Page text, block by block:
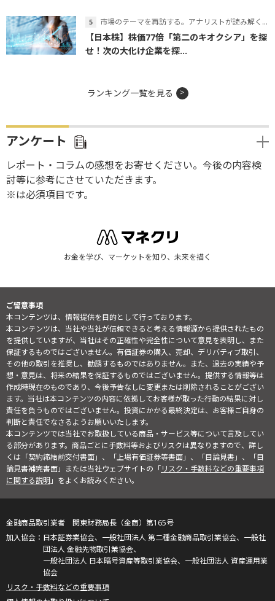
市場のテーマを再訪する。アナリストが読み解くテーマの本質
【日本株】株価77倍「第二のキオクシア」を探
せ！次の大化け企業を探...
ランキング一覧を見る
アンケート
レポート・コラムの感想をお寄せください。今後の内容検
討等に参考にさせていただきます。
※は必須項目です。
お金を学び、マーケットを知り、未来を描く
ご留意事項
本コンテンツは、情報提供を目的として行っております。
本コンテンツは、当社や当社が信頼できると考える情報源から提供されたもの
を提供していますが、当社はその正確性や完全性について意見を表明し、また
保証するものではございません。有価証券の購入、売却、デリバティブ取引、
その他の取引を推奨し、勧誘するものではありません。また、過去の実績や予
想・意見は、将来の結果を保証するものではございません。提供する情報等は
作成時現在のものであり、今後予告なしに変更または削除されることがござい
ます。当社は本コンテンツの内容に依拠してお客様が取った行動の結果に対し
責任を負うものではございません。投資にかかる最終決定は、お客様ご自身の
判断と責任でなさるようお願いいたします。
本コンテンツでは当社でお取扱している商品・サービス等について言及してい
る部分があります。商品ごとに手数料等およびリスクは異なりますので、詳し
くは「契約締結前交付書面」、「上場有価証券等書面」、「目論見書」、「目
論見書補完書面」または当社ウェブサイトの「リスク・手数料などの重要事項
に関する説明」をよくお読みください。
金融商品取引業者 関東財務局長（金商）第165号
日本証券業協会、一般社団法人 第二種金融商品取引業協会、一般社
団法人 金融先物取引業協会、
一般社団法人 日本暗号資産等取引業協会、一般社団法人 資産運用業
協会
リスク・手数料などの重要事項